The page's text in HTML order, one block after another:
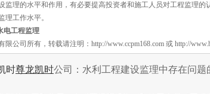
监理的水平和作用，有必要提高投资者和施工人员对工程监理的
理工作水平。
电工程监理
公司所有，转载请注明：http://www.ccpm168.com 或 http://
时尊龙凯时公司：水利工程建设监理中存在问题